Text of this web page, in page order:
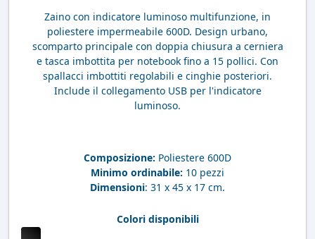
Zaino con indicatore luminoso multifunzione, in
poliestere impermeabile 600D. Design urbano,
scomparto principale con doppia chiusura a cerniera
e tasca imbottita per notebook fino a 15 pollici. Con
spallacci imbottiti regolabili e cinghie posteriori.
Include il collegamento USB per l'indicatore
luminoso.
Composizione: Poliestere 600D
Minimo ordinabile: 10 pezzi
Dimensioni: 31 x 45 x 17 cm.
Colori disponibili